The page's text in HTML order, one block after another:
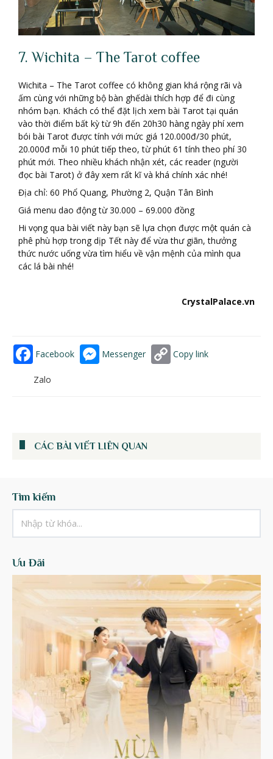
7. Wichita – The Tarot coffee
Wichita – The Tarot coffee có không gian khá rộng rãi và
ấm cùng với những bộ bàn ghếdài thích hợp để đi cùng
nhóm bạn. Khách có thể đặt lịch xem bài Tarot tại quán
vào thời điểm bất kỳ từ 9h đến 20h30 hàng ngày phí xem
bói bài Tarot được tính với mức giá 120.000đ/30 phút,
20.000đ mỗi 10 phút tiếp theo, từ phút 61 tính theo phí 30
phút mới. Theo nhiều khách nhận xét, các reader (người
đọc bài Tarot) ở đây xem rất kĩ và khá chính xác nhé!
Địa chỉ: 60 Phổ Quang, Phường 2, Quận Tân Bình
Giá menu dao động từ 30.000 – 69.000 đồng
Hi vọng qua bài viết này bạn sẽ lựa chọn được một quán cà
phê phù hợp trong dịp Tết này để vừa thư giãn, thưởng
thức nước uống vừa tìm hiểu về vận mệnh của mình qua
các lá bài nhé!
CrystalPalace.vn
Facebook Messenger Copy link
Zalo
CÁC BÀI VIẾT LIÊN QUAN
Tìm kiếm
Ưu Đãi